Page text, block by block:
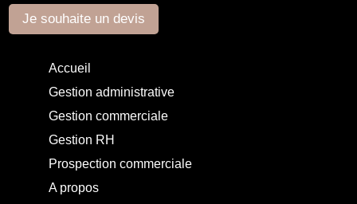
Je souhaite un devis
Accueil
Gestion administrative
Gestion commerciale
Gestion RH
Prospection commerciale
A propos